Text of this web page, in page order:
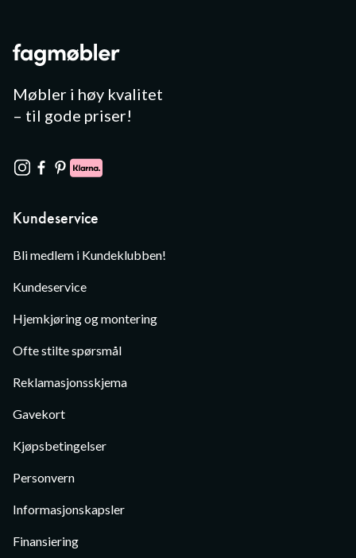
Møbler i høy kvalitet
– til gode priser!
Kundeservice
Bli medlem i Kundeklubben!
Kundeservice
Hjemkjøring og montering
Ofte stilte spørsmål
Reklamasjonsskjema
Gavekort
Kjøpsbetingelser
Personvern
Informasjonskapsler
Finansiering